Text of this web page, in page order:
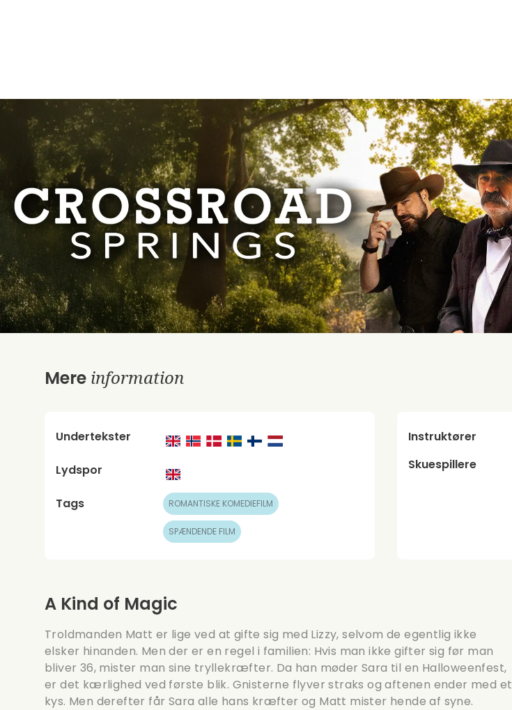
Mere information
Undertekster
Lydspor
Tags ROMANTISKE KOMEDIEFILM
SPÆNDENDE FILM
Instruktører
Skuespillere
A Kind of Magic
Troldmanden Matt er lige ved at gifte sig med Lizzy, selvom de egentlig ikke
elsker hinanden. Men der er en regel i familien: Hvis man ikke gifter sig før man
bliver 36, mister man sine tryllekræfter. Da han møder Sara til en Halloweenfest,
er det kærlighed ved første blik. Gnisterne flyver straks og aftenen ender med et
kys. Men derefter får Sara alle hans kræfter og Matt mister hende af syne.